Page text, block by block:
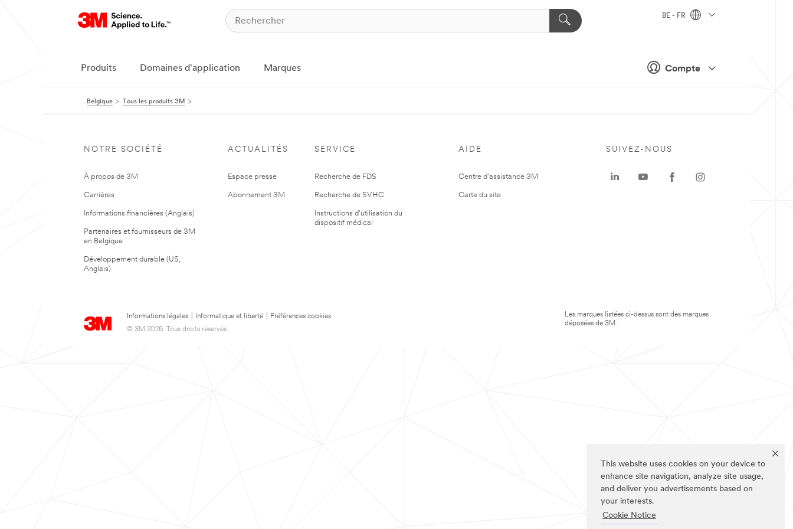
This website uses cookies on your device to
enhance site navigation, analyze site usage,
and deliver you advertisements based on
your interests.
Cookie Notice
Compte
BE - FR
Produits Domaines d'application Marques
Belgique Tous les produits 3M
NOTRE SOCIÉTÉ
À propos de 3M
Carrières
Informations financières (Anglais)
Partenaires et fournisseurs de 3M
en Belgique
Développement durable (US,
Anglais)
ACTUALITÉS
Espace presse
Abonnement 3M
SERVICE
Recherche de FDS
Recherche de SVHC
Instructions d'utilisation du
dispositif médical
AIDE
Centre d'assistance 3M
Carte du site
Informations légales Informatique et liberté
Préférences cookies
© 3M 2026. Tous droits réservés.
SUIVEZ-NOUS
Les marques listées ci-dessus sont des marques
déposées de 3M.